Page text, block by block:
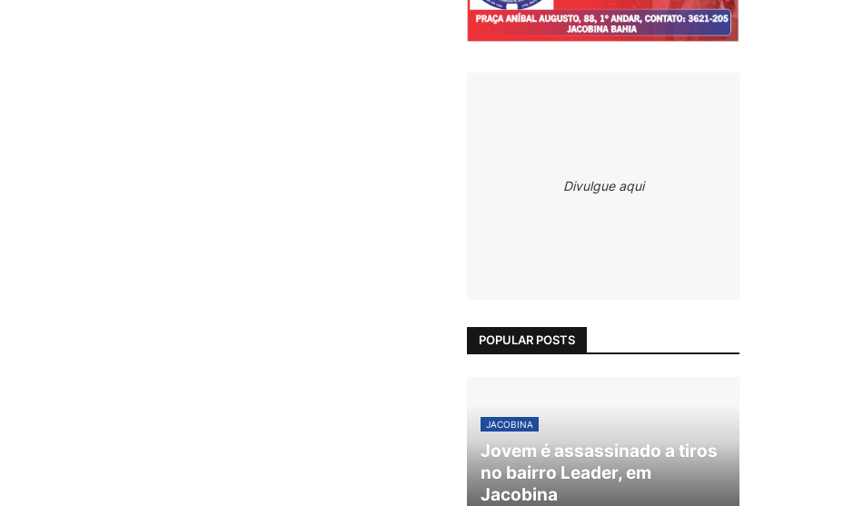
Divulgue aqui
POPULAR POSTS
JACOBINA
Jovem é assassinado a tiros
no bairro Leader, em
Jacobina